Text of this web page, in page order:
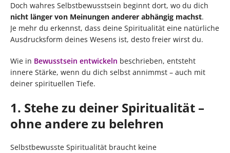
Doch wahres Selbstbewusstsein beginnt dort, wo du dich
nicht länger von Meinungen anderer abhängig machst.
Je mehr du erkennst, dass deine Spiritualität eine natürliche
Ausdrucksform deines Wesens ist, desto freier wirst du.
Wie in Bewusstsein entwickeln beschrieben, entsteht
innere Stärke, wenn du dich selbst annimmst – auch mit
deiner spirituellen Tiefe.
1. Stehe zu deiner Spiritualität –
ohne andere zu belehren
Selbstbewusste Spiritualität braucht keine